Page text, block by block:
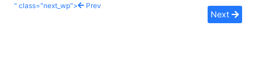
" class="next_wp">
Prev
Next